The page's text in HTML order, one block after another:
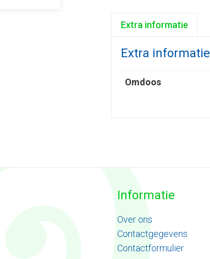
Extra informatie
Extra informatie
Omdoos
Informatie
Overons
Contactgegevens
Contactformulier